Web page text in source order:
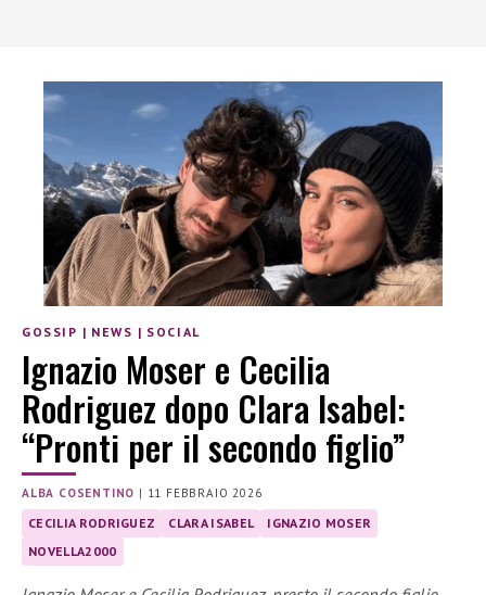
GOSSIP | NEWS | SOCIAL
Ignazio Moser e Cecilia
Rodriguez dopo Clara Isabel:
“Pronti per il secondo figlio”
ALBA COSENTINO | 11 FEBBRAIO 2026
CECILIA RODRIGUEZ CLARA ISABEL
IGNAZIO MOSER
NOVELLA2000